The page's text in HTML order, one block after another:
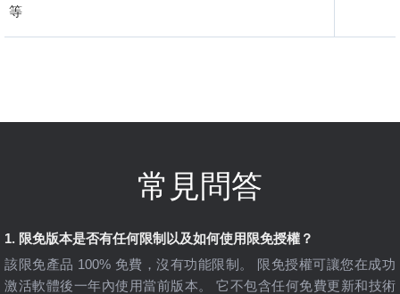
等
常見問答
1. 限免版本是否有任何限制以及如何使用限免授權？
該限免產品 100% 免費，沒有功能限制。 限免授權可讓您在成功
激活軟體後一年內使用當前版本。 它不包含任何免費更新和技術